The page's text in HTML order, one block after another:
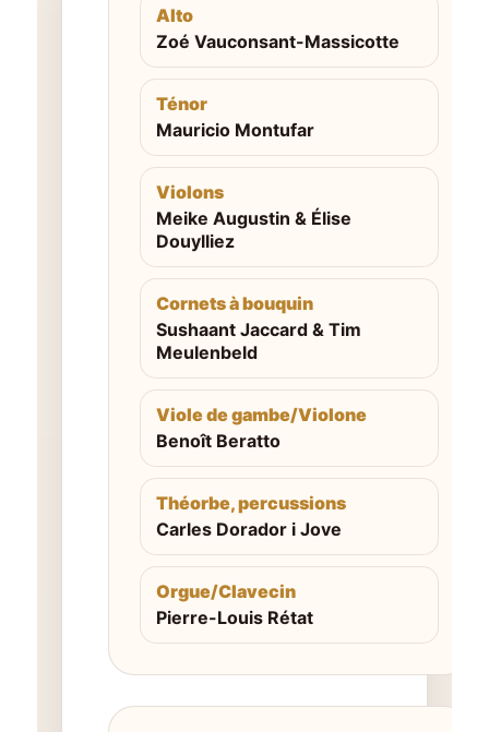
Alto
Zoé Vauconsant-Massicotte
Ténor
Mauricio Montufar
Violons
Meike Augustin & Élise
Douylliez
Cornets à bouquin
Sushaant Jaccard & Tim
Meulenbeld
Viole de gambe/Violone
Benoît Beratto
Théorbe, percussions
Carles Dorador i Jove
Orgue/Clavecin
Pierre-Louis Rétat